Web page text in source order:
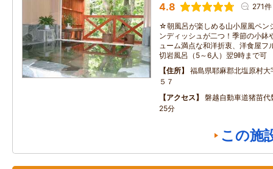
4.8 271件
☆朝風呂が楽しめる山小屋風ペ
ンディッシュが二つ！季節の小鉢
ューム満点な和洋折衷、洋食屋フ
切岩風呂（5～6人）翌9時まで可
住所
福島県耶麻郡北塩原村
５７
アクセス
磐越自動車道猪苗
25分
この施